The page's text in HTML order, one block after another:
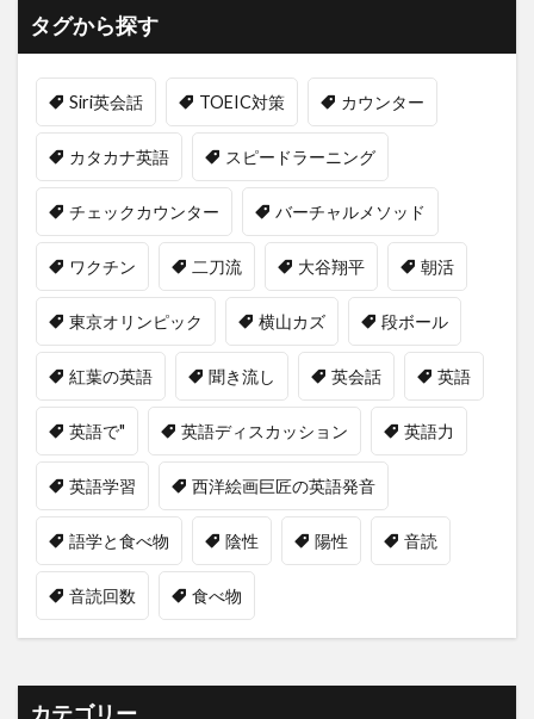
タグから探す
Siri英会話 TOEIC対策 カウンター
カタカナ英語 スピードラーニング
チェックカウンター バーチャルメソッド
ワクチン 二刀流 大谷翔平 朝活
東京オリンピック 横山カズ 段ボール
紅葉の英語 聞き流し 英会話 英語
英語で" 英語ディスカッション 英語力
英語学習 西洋絵画巨匠の英語発音
語学と食べ物 陰性 陽性 音読
音読回数 食べ物
カテゴリー